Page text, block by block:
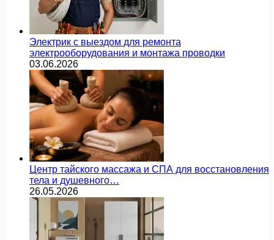
Электрик с выездом для ремонта
электрооборудования и монтажа проводки
03.06.2026
Центр тайского массажа и СПА для восстановления
тела и душевного…
26.05.2026